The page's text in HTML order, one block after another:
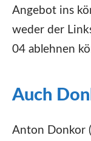
Angebot ins
weder der
04 ablehnen
Auch
Anton Donkor